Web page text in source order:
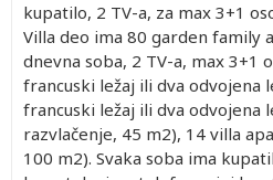
kupatilo, 2 TV-a, za max 3+1
Villa deo ima 80 garden family
dnevna soba, 2 TV-a, max 3+1
francuski ležaj ili dva odvojena
francuski ležaj ili dva odvojena
razvlačenje, 45 m2), 14 villa
100 m2). Svaka soba ima